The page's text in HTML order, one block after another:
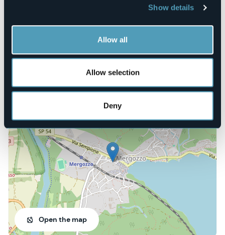
Show details
Allow all
Allow selection
Deny
info@ecomuseogranitomontorfano.it
Website
Open the map